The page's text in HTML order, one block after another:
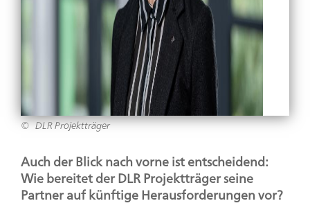
DLR Projektträger
Auch der Blick nach vorne ist entscheidend:
Wie bereitet der DLR Projektträger seine
Partner auf künftige Herausforderungen vor?